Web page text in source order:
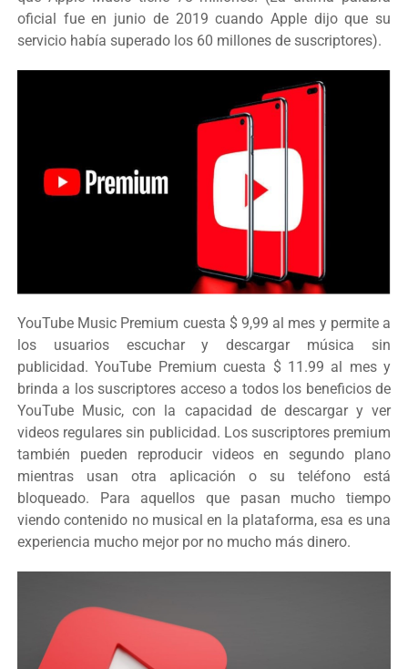
oficial fue en junio de 2019 cuando Apple dijo que su
servicio había superado los 60 millones de suscriptores).
YouTube Music Premium cuesta $ 9,99 al mes y permite a
los usuarios escuchar y descargar música sin
publicidad. YouTube Premium cuesta $ 11.99 al mes y
brinda a los suscriptores acceso a todos los beneficios de
YouTube Music, con la capacidad de descargar y ver
videos regulares sin publicidad. Los suscriptores premium
también pueden reproducir videos en segundo plano
mientras usan otra aplicación o su teléfono está
bloqueado. Para aquellos que pasan mucho tiempo
viendo contenido no musical en la plataforma, esa es una
experiencia mucho mejor por no mucho más dinero.